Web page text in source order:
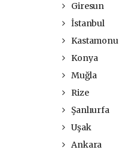
Giresun
İstanbul
Kastamonu
Konya
Muğla
Rize
Şanlıurfa
Uşak
Ankara